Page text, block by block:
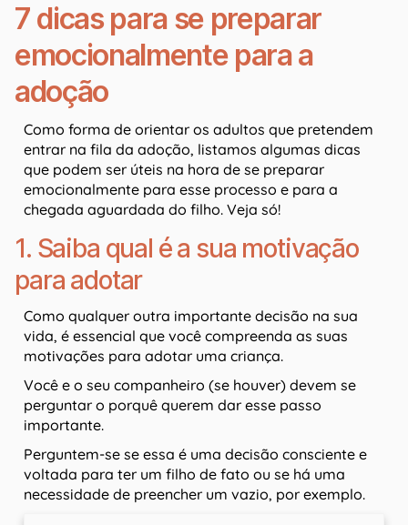
7 dicas para se preparar
emocionalmente para a
adoção
Como forma de orientar os adultos que pretendem
entrar na fila da adoção, listamos algumas dicas
que podem ser úteis na hora de se preparar
emocionalmente para esse processo e para a
chegada aguardada do filho. Veja só!
1. Saiba qual é a sua motivação
para adotar
Como qualquer outra importante decisão na sua
vida, é essencial que você compreenda as suas
motivações para adotar uma criança.
Você e o seu companheiro (se houver) devem se
perguntar o porquê querem dar esse passo
importante.
Perguntem-se se essa é uma decisão consciente e
voltada para ter um filho de fato ou se há uma
necessidade de preencher um vazio, por exemplo.